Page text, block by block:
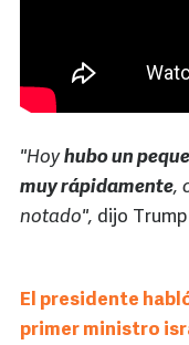
"Hoyhubo un
muy rápidamente,
notado", dijo
El presidente
primer ministro